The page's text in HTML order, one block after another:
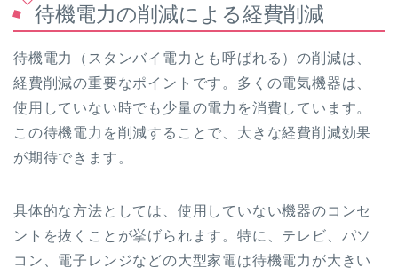
待機電力の削減による経費削減
待機電力（スタンバイ電力とも呼ばれる）の削減は、
経費削減の重要なポイントです。多くの電気機器は、
使用していない時でも少量の電力を消費しています。
この待機電力を削減することで、大きな経費削減効果
が期待できます。
具体的な方法としては、使用していない機器のコンセ
ントを抜くことが挙げられます。特に、テレビ、パソ
コン、電子レンジなどの大型家電は待機電力が大きい